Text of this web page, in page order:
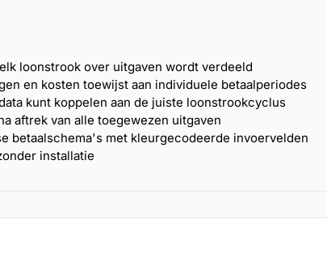
loonstrook over uitgaven wordt verdeeld
en kosten toewijst aan individuele betaalperiodes
kunt koppelen aan de juiste loonstrookcyclus
aftrek van alle toegewezen uitgaven
betaalschema's met kleurgecodeerde invoervelden
installatie